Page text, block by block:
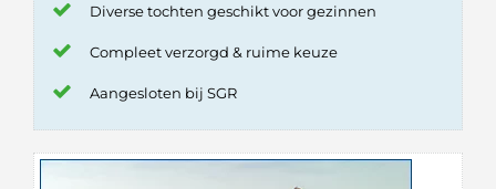
Diverse tochten geschikt voor gezinnen
Compleet verzorgd & ruime keuze
Aangesloten bij SGR